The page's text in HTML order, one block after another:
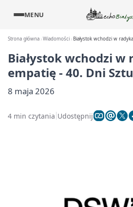
MENU
Strona główna Wiadomości Białystok wchodzi w
Białystok wchodzi w
empatię - 40. Dni
8 maja 2026
4 min czytania Udostępnij